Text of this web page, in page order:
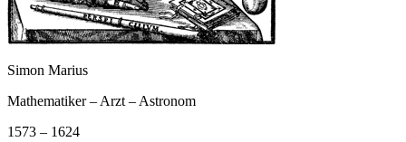
Simon Marius
Mathematiker – Arzt – Astronom
1573 – 1624